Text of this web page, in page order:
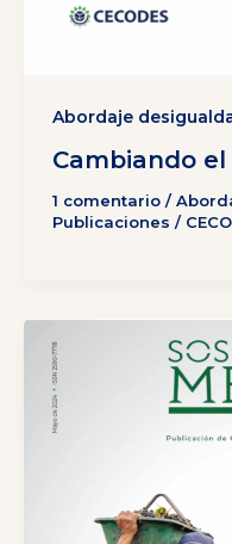
Abordaje
Cambiando
1 comentario /
Publicaciones /